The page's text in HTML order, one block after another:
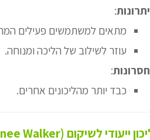
יתרונות:
מתאים למשתמשים פעילים
עוזר לשילוב של הליכה ומנוחה.
חסרונות:
כבד יותר מהליכונים אחרים.